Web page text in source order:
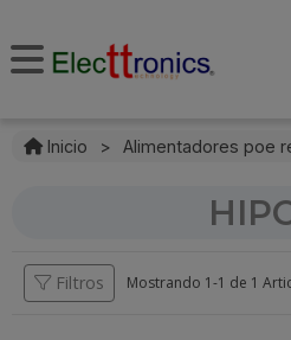
Inicio > Alimentadores poe
Filtros Mostrando 1-1 de 1